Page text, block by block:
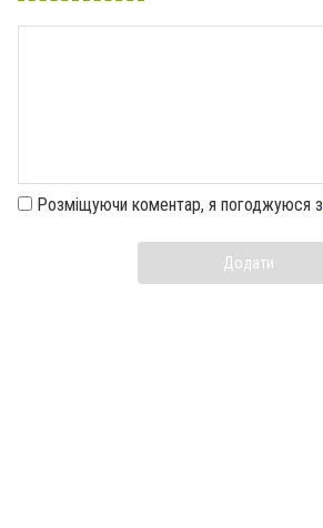
Розміщуючи коментар, я погоджуюся з
Додати